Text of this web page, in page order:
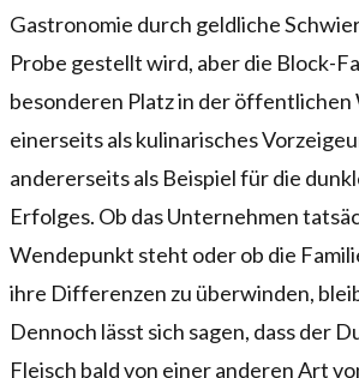
Gastronomie durch geldliche
Probe gestellt wird, aber die Block-
besonderen Platz in der öffentlichen
einerseits als kulinarisches
andererseits als Beispiel für die
Erfolges. Ob das Unternehmen
Wendepunkt steht oder ob die
ihre Differenzen zu überwinden,
Dennoch lässt sich sagen, dass der
Fleisch bald von einer anderen Art